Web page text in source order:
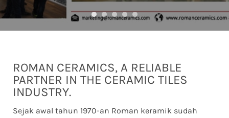
ROMAN CERAMICS, A RELIABLE
PARTNER IN THE CERAMIC TILES
INDUSTRY.
Sejak awal tahun 1970-an Roman keramik sudah